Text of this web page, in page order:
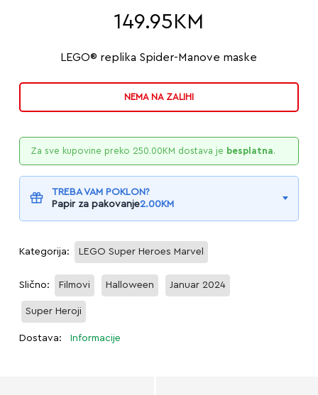
149.95 KM
LEGO® replika Spider-Manove maske
NEMA NA ZALIHI
Za sve kupovine preko 250.00KM dostava je besplatna.
TREBA VAM POKLON?
Papir za pakovanje2.00KM
Kategorija: LEGO Super Heroes Marvel
Slično: Filmovi Halloween Januar 2024
Super Heroji
Dostava: Informacije